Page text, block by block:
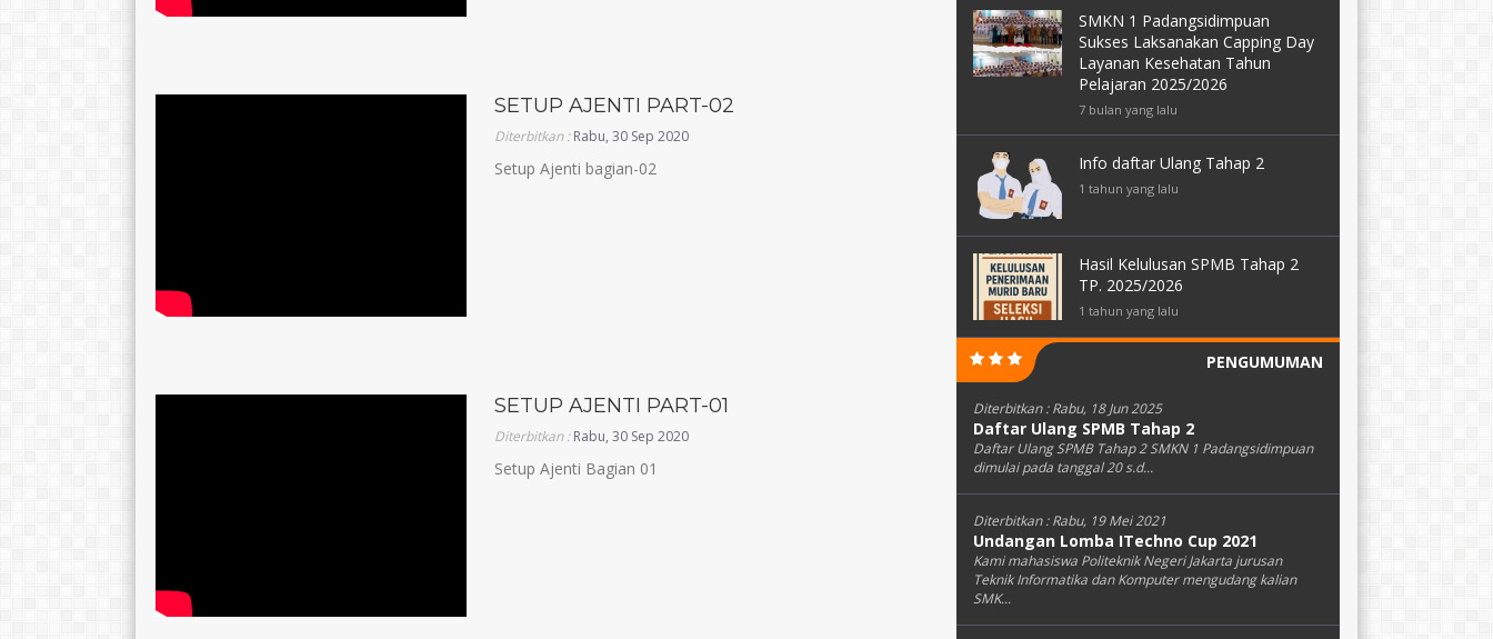
SETUP AJENTI PART-02
Diterbitkan :Rabu, 30 Sep 2020
Setup Ajenti bagian-02
SETUP AJENTI PART-01
Diterbitkan :Rabu, 30 Sep 2020
Setup Ajenti Bagian 01
SMKN 1 Padangsidimpuan
Sukses Laksanakan Capping Day
Layanan Kesehatan Tahun
Pelajaran 2025/2026
7 bulan yang lalu
Info daftar Ulang Tahap 2
1 tahun yang lalu
Hasil Kelulusan SPMB Tahap 2
TP. 2025/2026
1 tahun yang lalu
PENGUMUMAN
Diterbitkan :Rabu, 18 Jun 2025
Daftar Ulang SPMB Tahap 2
Daftar Ulang SPMB Tahap 2 SMKN 1 Padangsidimpuan
dimulai pada tanggal 20 s.d...
Diterbitkan :Rabu, 19 Mei 2021
Undangan Lomba ITechno Cup 2021
Kami mahasiswa Politeknik Negeri Jakarta jurusan
Teknik Informatika dan Komputer mengudang kalian
SMK...